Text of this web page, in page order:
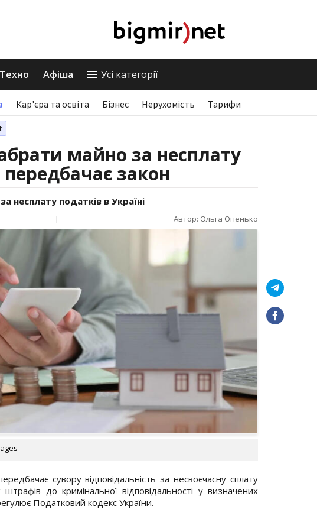
Техно Афіша Усі категорії
Кар'єра та освіта Бізнес Нерухомість Тарифи
майно за несплату
закон
податків в Україні
| Автор: Ольга Опенько
сувору відповідальність за несвоєчасну сплату
до кримінальної відповідальності у визначених
Податковий кодекс України.